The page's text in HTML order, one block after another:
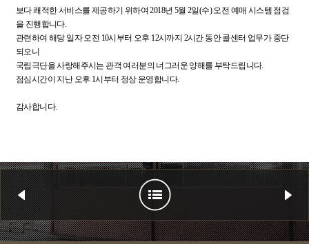
보다 쾌적한 서비스를 제공하기 위하여 2018년 5월 2일(수) 오전 예매 시스템 점검
을 진행합니다.
관련하여 해당 일자 오전 10시부터 오후 12시까지 2시간 동안 콜센터 업무가 중단
되오니
국립극단을 사랑해주시는 관객 여러분의 너그러운 양해를 부탁드립니다.
점심시간이 지난 오후 1시부터 정상 운영합니다.
감사합니다.